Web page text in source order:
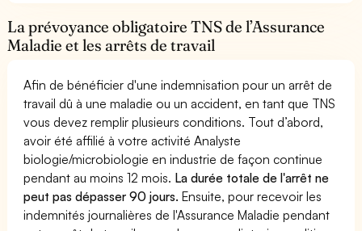
La prévoyance obligatoire TNS de l’Assurance
Maladie et les arrêts de travail
Afin de bénéficier d'une indemnisation pour un arrêt de
travail dû à une maladie ou un accident, en tant que TNS
vous devez remplir plusieurs conditions. Tout d’abord,
avoir été affilié à votre activité Analyste
biologie/microbiologie en industrie de façon continue
pendant au moins 12 mois. La durée totale de l'arrêt ne
peut pas dépasser 90 jours. Ensuite, pour recevoir les
indemnités journalières de l'Assurance Maladie pendant